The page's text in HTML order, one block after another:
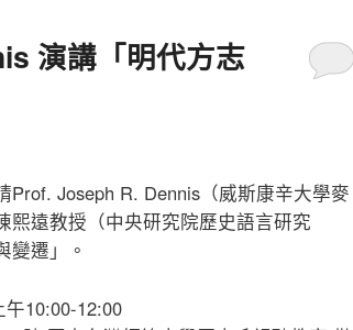
演講「明代方志
Prof. Joseph R. Dennis（威斯康辛大學麥
遠教授（中央研究院歷史語言研究
變遷」。
10:00-12:00